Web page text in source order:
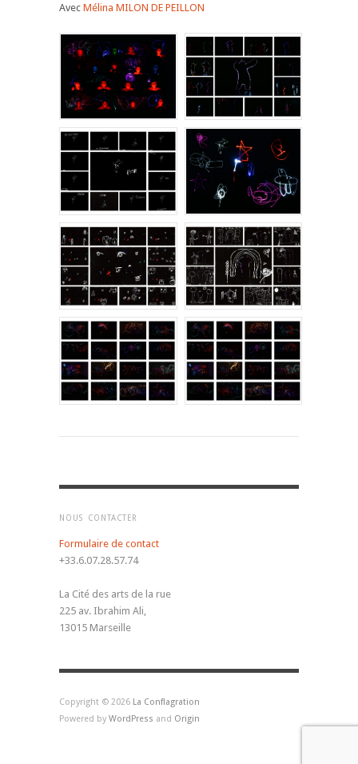
Avec Mélina MILON DE PEILLON
NOUS CONTACTER
Formulaire de contact
+33.6.07.28.57.74
La Cité des arts de la rue
225 av. Ibrahim Ali,
13015 Marseille
Copyright © 2026 La Conflagration
Powered by WordPress and Origin